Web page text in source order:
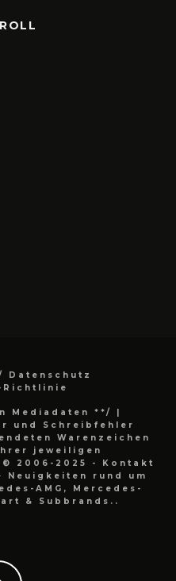
Datenschutz
Richtlinie
Mediadaten **/
|
und Schreibfehler
Warenzeichen
jeweiligen
2006-2025 - Kontakt
Neuigkeiten rund um
AMG, Mercedes-
& Subbrands..